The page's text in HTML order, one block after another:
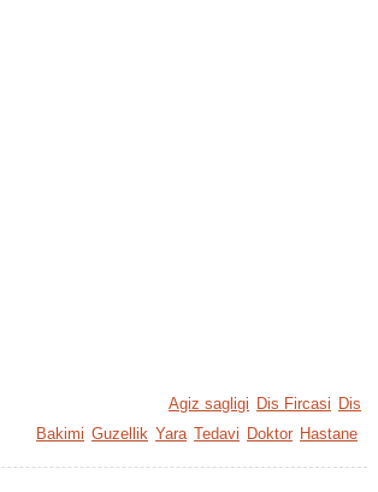
Agiz sagligi Dis Fircasi Dis
Bakimi Guzellik Yara Tedavi Doktor Hastane